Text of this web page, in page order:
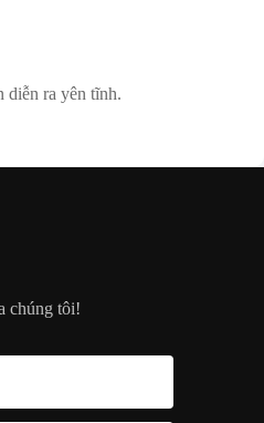
diễn ra yên tĩnh.
chúng tôi!